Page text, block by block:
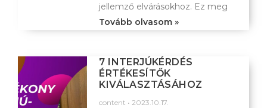
jellemző elvárásokhoz. Ez meg
Tovább olvasom »
7 INTERJÚKÉRDÉS
ÉRTÉKESÍTŐK
KIVÁLASZTÁSÁHOZ
content 2023.10.17.